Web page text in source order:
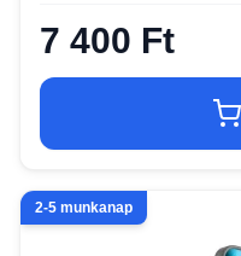
7 400 Ft
2-5 munkanap